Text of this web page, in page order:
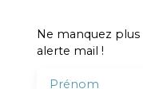
Ne manquez
alerte mail !
Prénom